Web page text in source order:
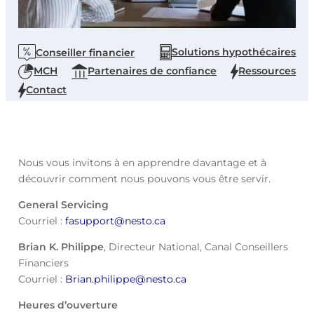
Conseiller financier
Solutions hypothécaires
MCH
Partenaires de confiance
Ressources
Contact
Nous vous invitons à en apprendre davantage et à
découvrir comment nous pouvons vous être servir.
General Servicing
Courriel : fasupport@nesto.ca
Brian K. Philippe, Directeur National, Canal Conseillers
Financiers
Courriel : Brian.philippe@nesto.ca
Heures d’ouverture